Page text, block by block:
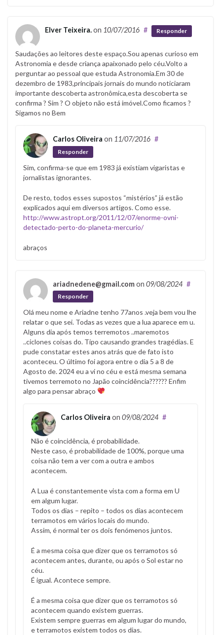
Elver Teixeira.on 10/07/2016 # Responder
Saudações ao leitores deste espaço.Sou apenas curioso em
Astronomia e desde criança apaixonado pelo céu.Volto a
perguntar ao pessoal que estuda Astronomia.Em 30 de
dezembro de 1983,principais jornais do mundo noticiaram
importante descoberta astronômica,esta descoberta se
confirma ? Sim ? O objeto não está imóvel.Como ficamos ?
Sigamos no Bem
Carlos Oliveira on 11/07/2016 #
Responder
Sim, confirma-se que em 1983 já existiam vigaristas e
jornalistas ignorantes.
De resto, todos esses supostos “mistérios” já estão
explicados aqui em diversos artigos. Como esse.
http://www.astropt.org/2011/12/07/enorme-ovni-
detectado-perto-do-planeta-mercurio/
abraços
ariadnedene@gmail.comon 09/08/2024 #
Responder
Olá meu nome e Ariadne tenho 77anos .veja bem vou lhe
relatar o que sei. Todas as vezes que a lua aparece em u.
Alguns dia após temos terremotos ..maremotos
..ciclones coisas do. Tipo causando grandes tragédias. E
pude constatar estes anos atrás que de fato isto
aconteceu. O último foi agora entre o dia 5 a 8 de
Agosto de. 2024 eu a vi no céu e está mesma semana
tivemos terremoto no Japão coincidência?????? Enfim
algo para pensar abraço
Carlos Oliveira on 09/08/2024 #
Não é coincidência, é probabilidade.
Neste caso, é probabilidade de 100%, porque uma
coisa não tem a ver com a outra e ambos
acontecem.
A Lua é constantemente vista com a forma em U
em algum lugar.
Todos os dias – repito – todos os dias acontecem
terramotos em vários locais do mundo.
Assim, é normal ter os dois fenómenos juntos.
É a mesma coisa que dizer que os terramotos só
acontecem antes, durante, ou após o Sol estar no
céu.
É igual. Acontece sempre.
É a mesma coisa que dizer que os terramotos só
acontecem quando existem guerras.
Existem sempre guerras em algum lugar do mundo,
e terramotos existem todos os dias.